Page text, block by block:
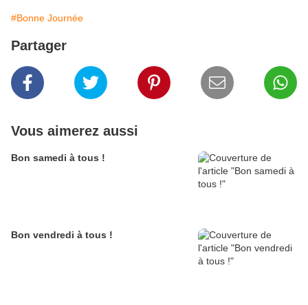
#Bonne Journée
Partager
Vous aimerez aussi
Bon samedi à tous !
Bon vendredi à tous !